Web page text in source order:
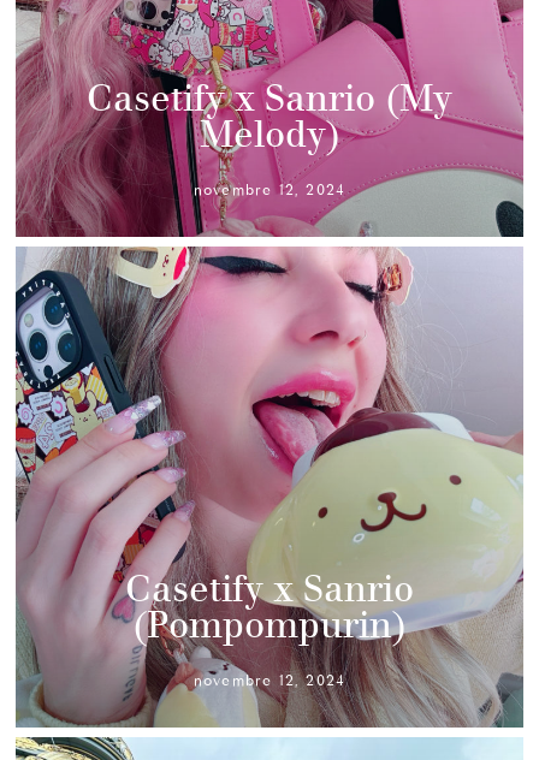
Casetify x Sanrio (My
Melody)
novembre 12, 2024
Casetify x Sanrio
(Pompompurin)
novembre 12, 2024